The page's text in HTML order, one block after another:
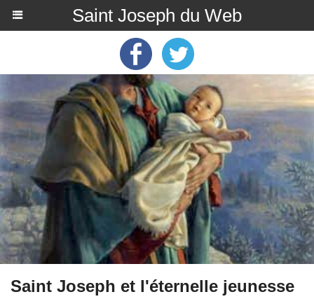
Saint Joseph du Web
Saint Joseph et l'éternelle jeunesse